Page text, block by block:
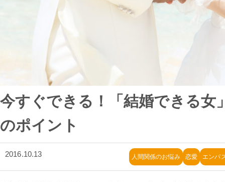
今すぐできる！「結婚できる女
のポイント
2016.10.13 人間関係のお悩み 恋愛 エンパ